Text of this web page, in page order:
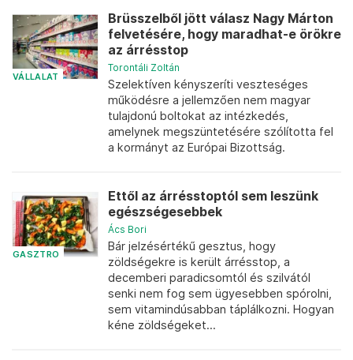
VÁLLALAT
Brüsszelből jött válasz Nagy Márton
felvetésére, hogy maradhat-e örökre
az árrésstop
Torontáli Zoltán
Szelektíven kényszeríti veszteséges
működésre a jellemzően nem magyar
tulajdonú boltokat az intézkedés,
amelynek megszüntetésére szólította fel
a kormányt az Európai Bizottság.
GASZTRO
Ettől az árrésstoptól sem leszünk
egészségesebbek
Ács Bori
Bár jelzésértékű gesztus, hogy
zöldségekre is került árrésstop, a
decemberi paradicsomtól és szilvától
senki nem fog sem ügyesebben spórolni,
sem vitamindúsabban táplálkozni. Hogyan
kéne zöldségeket...